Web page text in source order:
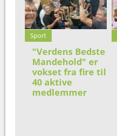
Sport
"Verdens Bedste
Mandehold" er
vokset fra fire til
40 aktive
medlemmer